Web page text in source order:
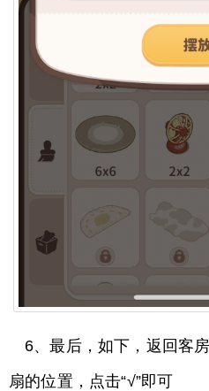
6、最后，如下，返回客
扇的位置，点击“√”即可